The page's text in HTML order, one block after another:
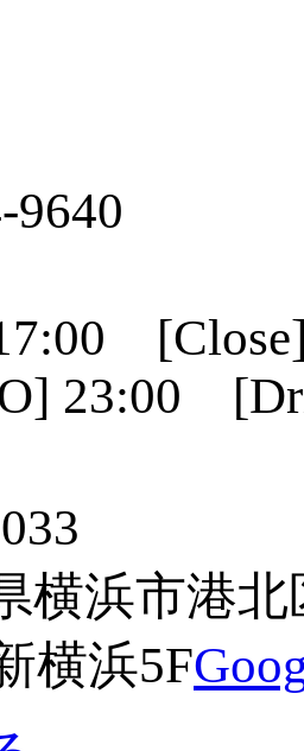
9640
23:00
横浜市港北
横浜5F